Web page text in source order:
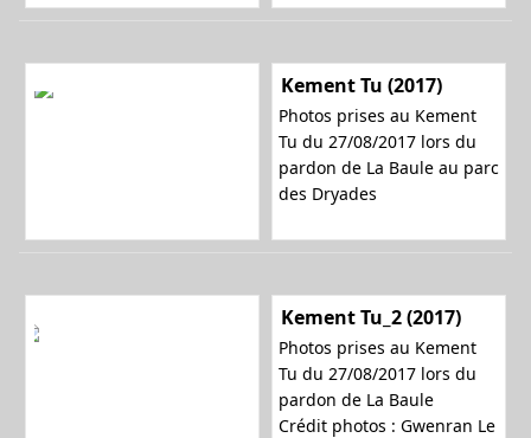
Kement Tu (2017)
Photos prises au Kement
Tu du 27/08/2017 lors du
pardon de La Baule au parc
des Dryades
Kement Tu_2 (2017)
Photos prises au Kement
Tu du 27/08/2017 lors du
pardon de La Baule
Crédit photos : Gwenran Le